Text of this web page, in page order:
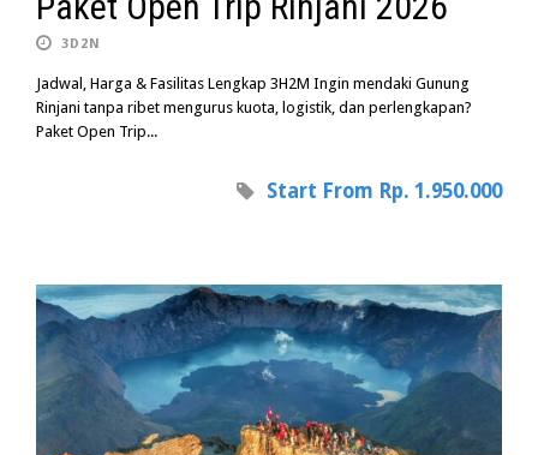
3D2N
Jadwal, Harga & Fasilitas Lengkap 3H2M Ingin mendaki Gunung
Rinjani tanpa ribet mengurus kuota, logistik, dan perlengkapan?
Paket Open Trip...
Start From Rp. 1.950.000